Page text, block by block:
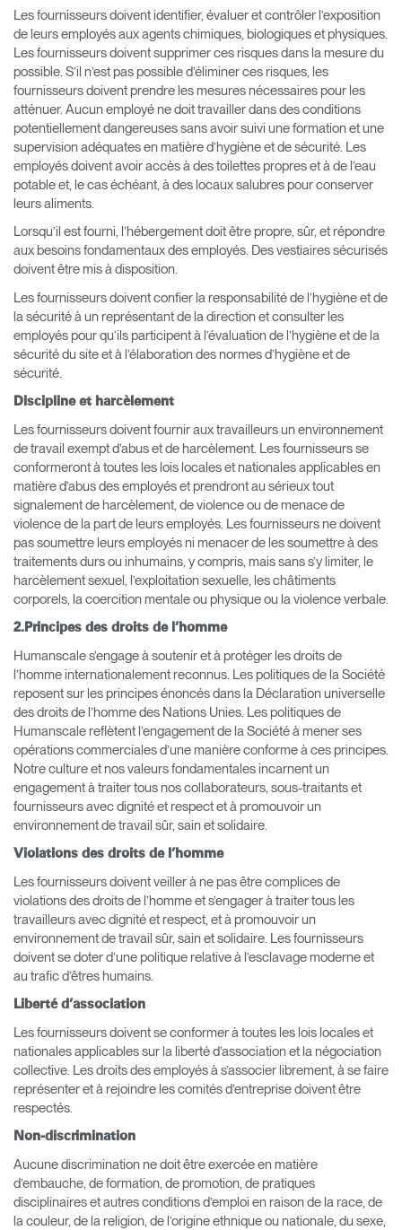
Les fournisseurs doivent identifier, évaluer et contrôler l’exposition
de leurs employés aux agents chimiques, biologiques et physiques.
Les fournisseurs doivent supprimer ces risques dans la mesure du
possible. S’il n’est pas possible d’éliminer ces risques, les
fournisseurs doivent prendre les mesures nécessaires pour les
atténuer. Aucun employé ne doit travailler dans des conditions
potentiellement dangereuses sans avoir suivi une formation et une
supervision adéquates en matière d’hygiène et de sécurité. Les
employés doivent avoir accès à des toilettes propres et à de l’eau
potable et, le cas échéant, à des locaux salubres pour conserver
leurs aliments.
Lorsqu’il est fourni, l’hébergement doit être propre, sûr, et répondre
aux besoins fondamentaux des employés. Des vestiaires sécurisés
doivent être mis à disposition.
Les fournisseurs doivent confier la responsabilité de l’hygiène et de
la sécurité à un représentant de la direction et consulter les
employés pour qu’ils participent à l’évaluation de l’hygiène et de la
sécurité du site et à l’élaboration des normes d’hygiène et de
sécurité.
Discipline et harcèlement
Les fournisseurs doivent fournir aux travailleurs un environnement
de travail exempt d’abus et de harcèlement. Les fournisseurs se
conformeront à toutes les lois locales et nationales applicables en
matière d’abus des employés et prendront au sérieux tout
signalement de harcèlement, de violence ou de menace de
violence de la part de leurs employés. Les fournisseurs ne doivent
pas soumettre leurs employés ni menacer de les soumettre à des
traitements durs ou inhumains, y compris, mais sans s’y limiter, le
harcèlement sexuel, l’exploitation sexuelle, les châtiments
corporels, la coercition mentale ou physique ou la violence verbale.
2.Principes des droits de l’homme
Humanscale s’engage à soutenir et à protéger les droits de
l’homme internationalement reconnus. Les politiques de la Société
reposent sur les principes énoncés dans la Déclaration universelle
des droits de l’homme des Nations Unies. Les politiques de
Humanscale reflètent l’engagement de la Société à mener ses
opérations commerciales d’une manière conforme à ces principes.
Notre culture et nos valeurs fondamentales incarnent un
engagement à traiter tous nos collaborateurs, sous-traitants et
fournisseurs avec dignité et respect et à promouvoir un
environnement de travail sûr, sain et solidaire.
Violations des droits de l’homme
Les fournisseurs doivent veiller à ne pas être complices de
violations des droits de l’homme et s’engager à traiter tous les
travailleurs avec dignité et respect, et à promouvoir un
environnement de travail sûr, sain et solidaire. Les fournisseurs
doivent se doter d’une politique relative à l’esclavage moderne et
au trafic d’êtres humains.
Liberté d’association
Les fournisseurs doivent se conformer à toutes les lois locales et
nationales applicables sur la liberté d’association et la négociation
collective. Les droits des employés à s’associer librement, à se faire
représenter et à rejoindre les comités d’entreprise doivent être
respectés.
Non-discrimination
Aucune discrimination ne doit être exercée en matière
d’embauche, de formation, de promotion, de pratiques
disciplinaires et autres conditions d’emploi en raison de la race, de
la couleur, de la religion, de l’origine ethnique ou nationale, du sexe,